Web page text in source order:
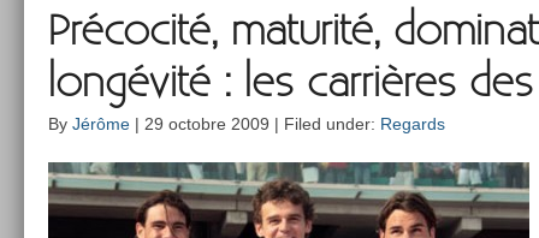
Précocité, maturité,
longévité : les carrières
By Jérôme | 29 octobre 2009 | Filed under: Regards